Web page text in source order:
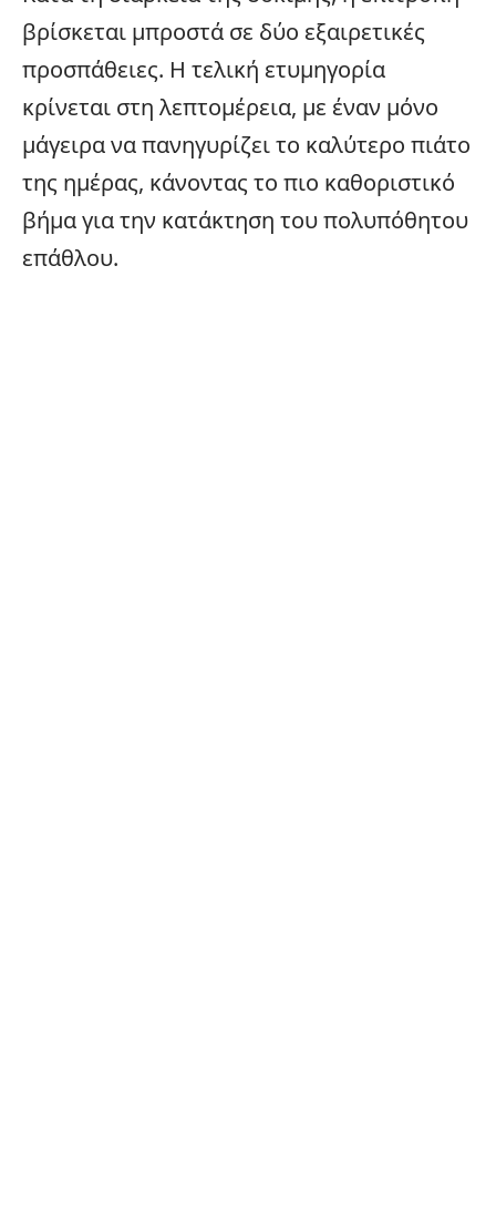
βρίσκεται μπροστά σε δύο εξαιρετικές
προσπάθειες. Η τελική ετυμηγορία
κρίνεται στη λεπτομέρεια, με έναν μόνο
μάγειρα να πανηγυρίζει το καλύτερο πιάτο
της ημέρας, κάνοντας το πιο καθοριστικό
βήμα για την κατάκτηση του πολυπόθητου
επάθλου.